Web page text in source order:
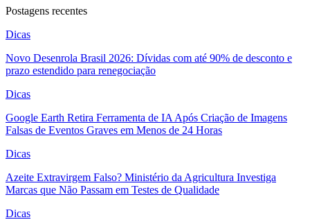
Postagens recentes
Dicas
Novo Desenrola Brasil 2026: Dívidas com até 90% de desconto e
prazo estendido para renegociação
Dicas
Google Earth Retira Ferramenta de IA Após Criação de Imagens
Falsas de Eventos Graves em Menos de 24 Horas
Dicas
Azeite Extravirgem Falso? Ministério da Agricultura Investiga
Marcas que Não Passam em Testes de Qualidade
Dicas